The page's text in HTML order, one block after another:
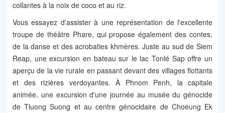
collantes à la noix de coco et au riz.
Vous essayez d'assister à une représentation de l'excellente
troupe de théâtre Phare, qui propose également des contes,
de la danse et des acrobaties khmères. Juste au sud de Siem
Reap, une excursion en bateau sur le lac Tonlé Sap offre un
aperçu de la vie rurale en passant devant des villages flottants
et des rizières verdoyantes. À Phnom Penh, la capitale
animée, une excursion d'une journée au musée du génocide
de Tluong Suong et au centre génocidaire de Choeung Ek